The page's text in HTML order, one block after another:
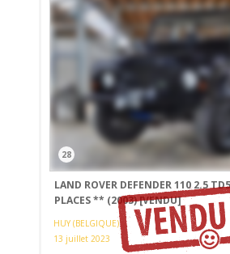
28
LAND ROVER DEFENDER 110 2.5
PLACES ** (2003)[VENDU]
HUY (BELGIQUE)
13 juillet 2023